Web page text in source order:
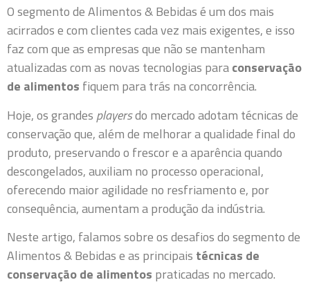
O segmento de Alimentos & Bebidas é um dos mais
acirrados e com clientes cada vez mais exigentes, e isso
faz com que as empresas que não se mantenham
atualizadas com as novas tecnologias paraconservação
de alimentos fiquem para trás na concorrência.
Hoje, os grandes playersdo mercado adotam técnicas de
conservação que, além de melhorar a qualidade final do
produto, preservando o frescor e a aparência quando
descongelados, auxiliam no processo operacional,
oferecendo maior agilidade no resfriamento e, por
consequência, aumentam a produção da indústria.
Neste artigo, falamos sobre os desafios do segmento de
Alimentos & Bebidas e as principais técnicas de
conservação de alimentos praticadas no mercado.